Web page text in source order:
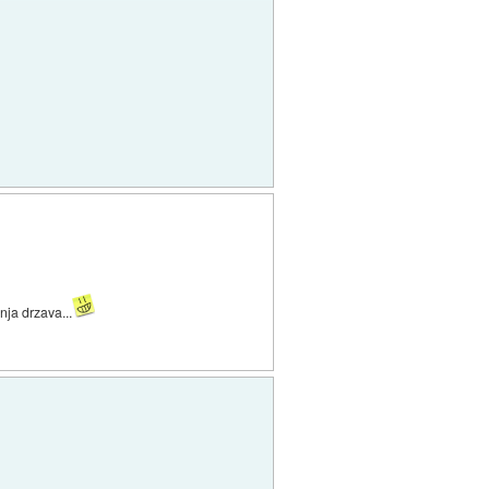
drzava...